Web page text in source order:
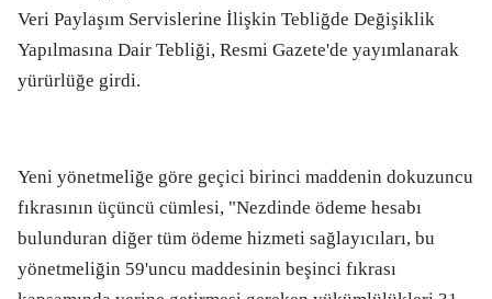
Veri Paylaşım Servislerine İlişkin Tebliğde Değişiklik
Yapılmasına Dair Tebliği, Resmi Gazete'de yayımlanarak
yürürlüğe girdi.
Yeni yönetmeliğe göre geçici birinci maddenin dokuzuncu
fıkrasının üçüncü cümlesi, "Nezdinde ödeme hesabı
bulunduran diğer tüm ödeme hizmeti sağlayıcıları, bu
yönetmeliğin 59'uncu maddesinin beşinci fıkrası